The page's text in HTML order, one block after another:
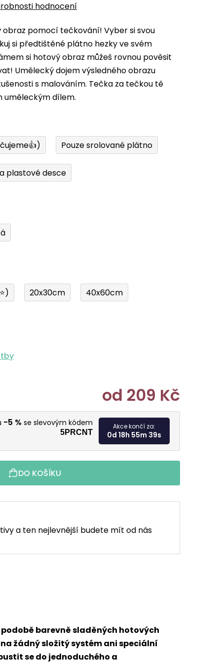
hodnocení
obraz pomocí tečkování! Vyber si svou
si předtištěné plátno hezky ve svém
si hotový obraz můžeš rovnou pověsit
Umělecký dojem výsledného obrazu
s malováním. Tečka za tečkou tě
dílem.
Pouze srolované plátno
plastové desce
20x30cm 40x60cm
od 209 Kč
Měrná
-5 % se slevovým kódem
5PRCNT
Akce končí za:
0d 18h 55m 37s
DO KOŠÍKU
a ten nejlevnější budete mít od nás
barevně sladěných hotových
žádný složitý systém ani speciální
se do jednoduchého a